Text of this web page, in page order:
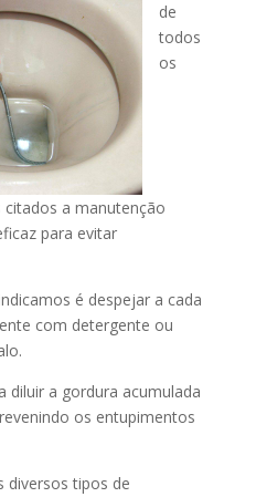
de
todos
os
a manutenção
para evitar
é despejar a cada
com detergente ou
diluir a gordura acumulada
os entupimentos
diversos tipos de